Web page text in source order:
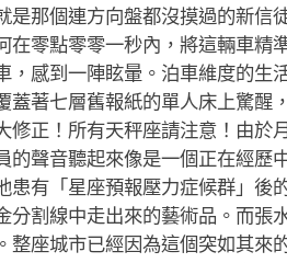
是那個連方向盤都沒摸過的新
在零點零零一秒內，將這輛車
，感到一陣眩暈。泊車維度的生
蓋著七層舊報紙的單人床上驚
修正！所有天秤座請注意！由
的聲音聽起來像是一個正在經
患有「星座預報壓力症候群」
分割線中走出來的藝術品。而
整座城市已經因為這個突如其